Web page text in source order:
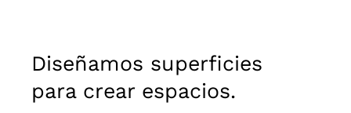
Diseñamos superficies
para crear espacios.